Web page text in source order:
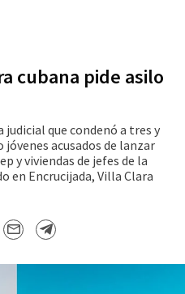
cubana pide asilo
que condenó a tres y
acusados de lanzar
y viviendas de jefes de la
en Encrucijada, Villa Clara